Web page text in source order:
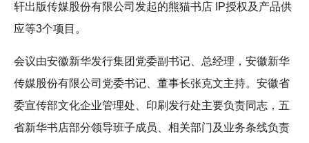
轩出版传媒股份有限公司发起的熊猫书店 IP授权及产品供
应等3个项目。
会议由安徽新华发行集团党委副书记、总经理，安徽新华
传媒股份有限公司党委书记、董事长张克文主持。安徽省
委宣传部文化企业管理处、印刷发行处主要负责同志，五
省新华书店部分领导班子成员、相关部门及业务条线负责